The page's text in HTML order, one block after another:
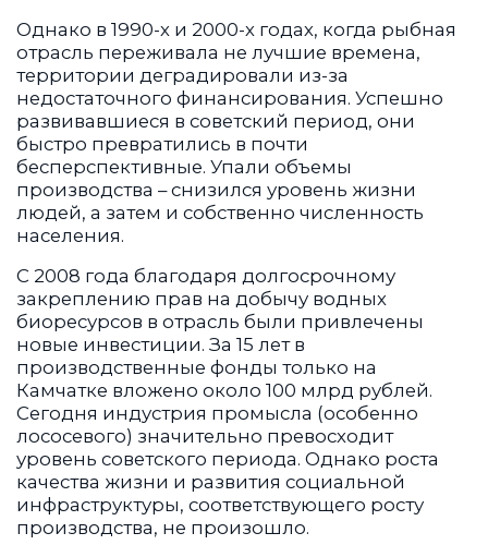
Однако в 1990-х и 2000-х годах, когда рыбная
отрасль переживала не лучшие времена,
территории деградировали из-за
недостаточного финансирования. Успешно
развивавшиеся в советский период, они
быстро превратились в почти
бесперспективные. Упали объемы
производства – снизился уровень жизни
людей, а затем и собственно численность
населения.
С 2008 года благодаря долгосрочному
закреплению прав на добычу водных
биоресурсов в отрасль были привлечены
новые инвестиции. За 15 лет в
производственные фонды только на
Камчатке вложено около 100 млрд рублей.
Сегодня индустрия промысла (особенно
лососевого) значительно превосходит
уровень советского периода. Однако роста
качества жизни и развития социальной
инфраструктуры, соответствующего росту
производства, не произошло.